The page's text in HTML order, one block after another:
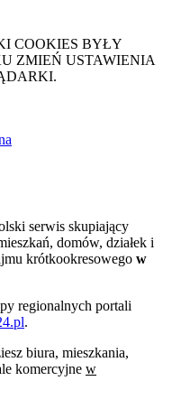
COOKIES BYŁY
ZMIEŃ USTAWIENIA
serwis skupiający
domów, działek i
krótkookresowego w
regionalnych portali
.
biura, mieszkania,
komercyjne w